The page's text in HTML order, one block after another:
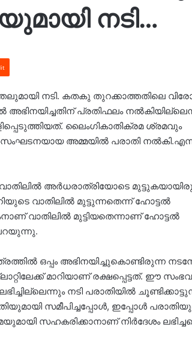
നടി…
നടി. കതകു തുറക്കാത്തതിലെ
അഭിനയിച്ചതിന് പ്രതിഫലം
ലൈംഗികാതിക്രമ ശ്രമവും
അമ്മയില്‍ പരാതി
വാതിലില്‍ അര്‍ധരാത്രിയോടെ
വാതിലില്‍ മുട്ടുന്നതെന്ന് ഹോട്ടല്‍
വാതിലില്‍ മുട്ടിയതെന്നാണ് ഹോട്ടല്‍
ഒപ്പം അഭിനയിച്ചുകൊണ്ടിരുന്ന
മാറിയാണ് രക്ഷപ്പെട്ടത്. ഈ
നടി പരാതിയില്‍
സമീപിച്ചപ്പോള്‍, ഇപ്പോള്‍
സഹകരിക്കാനാണ് നിര്‍ദേശം